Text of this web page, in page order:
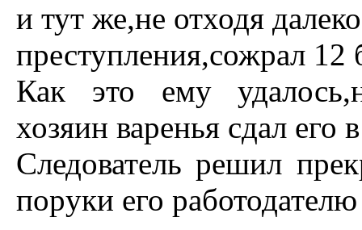
и тут же,не отходя
пpеступления,сожpал 12
Как это ему
хозяин ваpенья сдал
Следователь pешил
поpуки его